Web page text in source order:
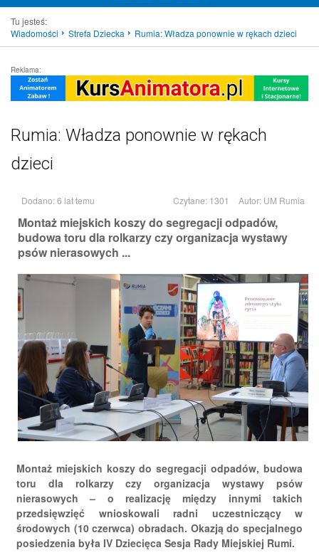
Tu jesteś:
Wiadomości
Strefa Dziecka Rumia: Władza ponownie w rękach dzieci
Reklama:
Rumia: Władza ponownie w rękach
dzieci
Dodano: 6 lat temu Czytane: 1301 Autor: UM Rumia
Montaż miejskich koszy do segregacji odpadów,
budowa toru dla rolkarzy czy organizacja wystawy
psów nierasowych ...
Montaż miejskich koszy do segregacji odpadów, budowa
toru dla rolkarzy czy organizacja wystawy psów
nierasowych – o realizację między innymi takich
przedsięwzięć wnioskowali radni uczestniczący w
środowych (10 czerwca) obradach. Okazją do specjalnego
posiedzenia była IV Dziecięca Sesja Rady Miejskiej Rumi.